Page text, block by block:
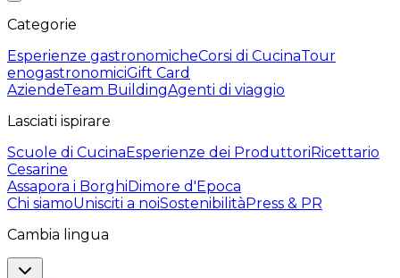
Categorie
Esperienze gastronomicheCorsi di CucinaTour
enogastronomiciGift Card
AziendeTeam BuildingAgenti di viaggio
Lasciati ispirare
Scuole di CucinaEsperienze dei ProduttoriRicettario
Cesarine
Assapora i BorghiDimore d'Epoca
Chi siamoUnisciti a noiSostenibilitàPress & PR
Cambia lingua